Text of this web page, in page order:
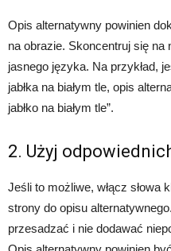
Opis alternatywny powinien
na obrazie. Skoncentruj się
jasnego języka. Na przykład,
jabłka na białym tle, opis
jabłko na białym tle”.
2. Użyj
Jeśli to możliwe, włącz słowa
strony do opisu
przesadzać i nie dodawać